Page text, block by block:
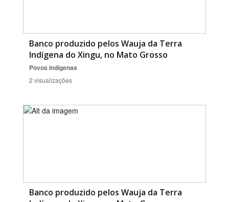
Banco produzido pelos Wauja da Terra
Indígena do Xingu, no Mato Grosso
Povos Indígenas
2 visualizações
Banco produzido pelos Wauja da Terra